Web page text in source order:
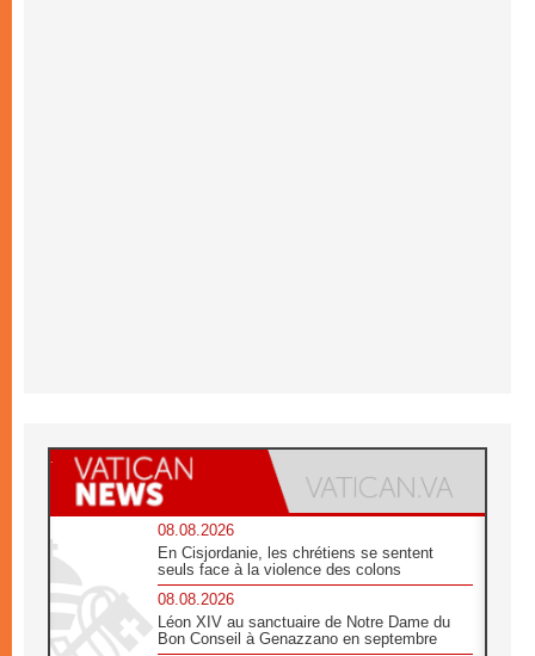
08.08.2026
En Cisjordanie, les chrétiens se sentent
seuls face à la violence des colons
08.08.2026
Léon XIV au sanctuaire de Notre Dame du
Bon Conseil à Genazzano en septembre